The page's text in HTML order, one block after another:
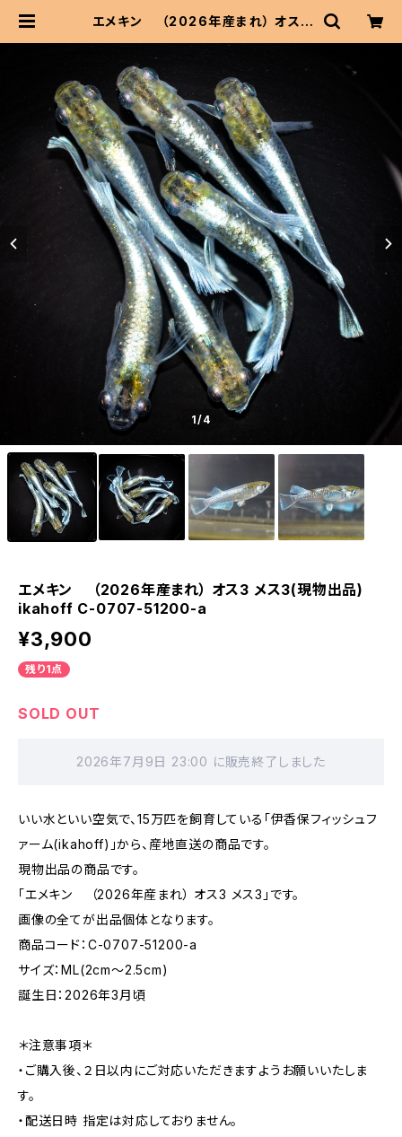
エメキン （2026年産まれ） オス3
-51200-a | 伊香保フィッシュファー
ムBASEショップ
1/4
エメキン （2026年産まれ） オス3 メス3(現物出品)
ikahoff C-0707-51200-a
¥3,900
残り1点
SOLD OUT
2026年7月9日 23:00 に販売終了しました
いい水といい空気で、15万匹を飼育している「伊香保フィッシュフ
ァーム(ikahoff)」から、産地直送の商品です。
現物出品の商品です。
「エメキン （2026年産まれ） オス3 メス3」です。
画像の全てが出品個体となります。
商品コード：C-0707-51200-a
サイズ：ML(2cm〜2.5cm)
誕生日：2026年3月頃
＊注意事項＊
・ご購入後、２日以内にご対応いただきますようお願いいたしま
す。
・配送日時 指定は対応しておりません。